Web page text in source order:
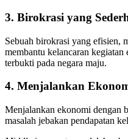
3. Birokrasi yang
Sebuah birokrasi yang efisien,
membantu kelancaran
terbukti pada negara maju.
4. Menjalankan
Menjalankan ekonomi dengan
masalah jebakan pendapatan